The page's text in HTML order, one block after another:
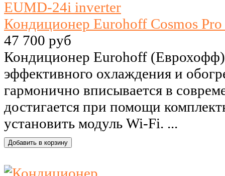
Кондиционер Eurohoff Cosmos
47 700 руб
Кондиционер Eurohoff (Еврохофф)
эффективного охлаждения и
гармонично вписывается в
достигается при помощи
установить модуль Wi-Fi. ...